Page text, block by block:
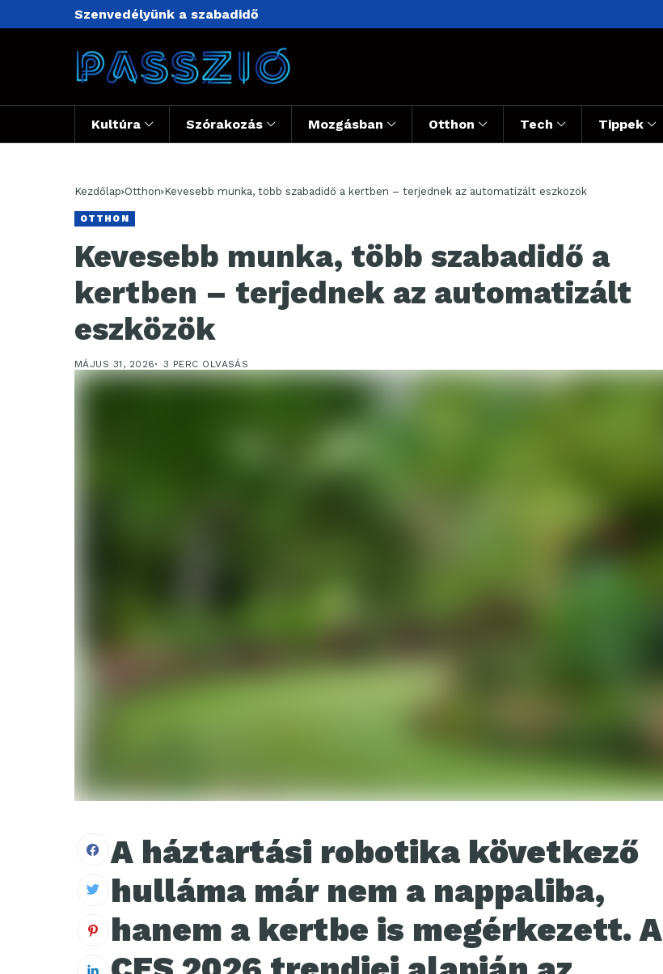
Szenvedélyünk a szabadidő
Kultúra Szórakozás Mozgásban Otthon Tech Tippek
Kezdőlap Otthon Kevesebb munka, több szabadidő a kertben – terjednek az automatizált eszközök
OTTHON
Kevesebb munka, több szabadidő a
kertben – terjednek az automatizált
eszközök
MÁJUS 31, 2026 3 PERC OLVASÁS
A háztartási robotika következő
hulláma már nem a nappaliba,
hanem a kertbe is megérkezett. A